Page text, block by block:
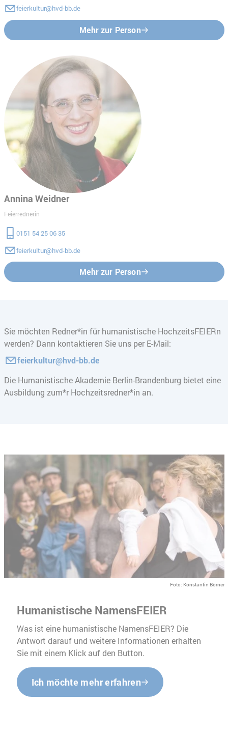
feierkultur@hvd-bb.de
Mehr zur Person
Annina Weidner
Feierrednerin
0151 54 25 06 35
feierkultur@hvd-bb.de
Mehr zur Person
Sie möchten Redner*in für humanistische HochzeitsFEIERn
werden? Dann kontaktieren Sie uns per E-Mail:
feierkultur@hvd-bb.de
Die Humanistische Akademie Berlin-Brandenburg bietet eine
Ausbildung zum*r Hochzeitsredner*in an.
Foto: Konstantin Börner
Humanistische NamensFEIER
Was ist eine humanistische NamensFEIER? Die
Antwort darauf und weitere Informationen erhalten
Sie mit einem Klick auf den Button.
Ich möchte mehr erfahren